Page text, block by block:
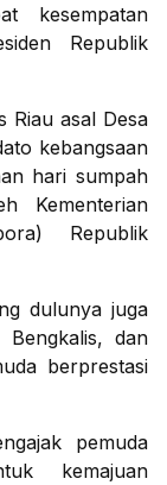
kesempatan
Republik
Riau asal Desa
kebangsaan
hari sumpah
Kementerian
Republik
dulunya juga
Bengkalis, dan
berprestasi
pemuda
kemajuan